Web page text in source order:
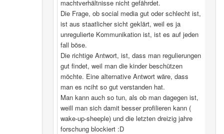
machtverhältnisse nicht gefährdet.
Die Frage, ob social media gut oder schlecht ist,
ist aus staatlicher sicht geklärt, weil es ja
unregulierte Kommunikation ist, ist es auf jeden
fall böse.
Die richtige Antwort, ist, dass man regulierungen
gut findet, weil man die kinder beschützen
möchte. Eine alternative Antwort wäre, dass
man es nciht so gut verstanden hat.
Man kann auch so tun, als ob man dagegen ist,
weill man sich damit besser profilieren kann (
wake-up-sheeple) und die letzten dreizig jahre
forschung blockiert :D